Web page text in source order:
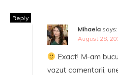
Reply
Mihaela says:
August 28,
Exact! M-am
vazut comentarii,